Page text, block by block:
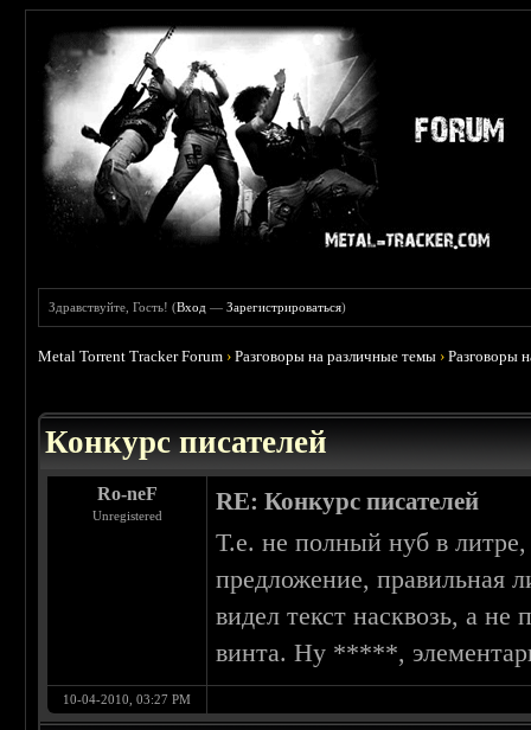
Здравствуйте, Гость! (Вход —Зарегистрироваться)
Metal Torrent Tracker Forum ›Разговоры на различные темы ›Разговоры
Конкурс писателей
Ro-neF
Unregistered
RE: Конкурс писателей
Т.е. не полный нуб в
предложение, правильная
видел текст насквозь, а не
винта. Ну *****,
10-04-2010, 03:27 PM